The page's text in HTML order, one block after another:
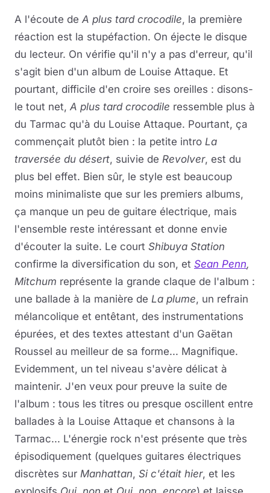
A l'écoute de A plus tard crocodile, la première
réaction est la stupéfaction. On éjecte le disque
du lecteur. On vérifie qu'il n'y a pas d'erreur, qu'il
s'agit bien d'un album de Louise Attaque. Et
pourtant, difficile d'en croire ses oreilles : disons-
le tout net, A plus tard crocodile ressemble plus à
du Tarmac qu'à du Louise Attaque. Pourtant, ça
commençait plutôt bien : la petite intro La
traversée du désert, suivie de Revolver, est du
plus bel effet. Bien sûr, le style est beaucoup
moins minimaliste que sur les premiers albums,
ça manque un peu de guitare électrique, mais
l'ensemble reste intéressant et donne envie
d'écouter la suite. Le court Shibuya Station
confirme la diversification du son, et Sean Penn,
Mitchum représente la grande claque de l'album :
une ballade à la manière de La plume, un refrain
mélancolique et entêtant, des instrumentations
épurées, et des textes attestant d'un Gaëtan
Roussel au meilleur de sa forme... Magnifique.
Evidemment, un tel niveau s'avère délicat à
maintenir. J'en veux pour preuve la suite de
l'album : tous les titres ou presque oscillent entre
ballades à la Louise Attaque et chansons à la
Tarmac... L'énergie rock n'est présente que très
épisodiquement (quelques guitares électriques
discrètes sur Manhattan, Si c'était hier, et les